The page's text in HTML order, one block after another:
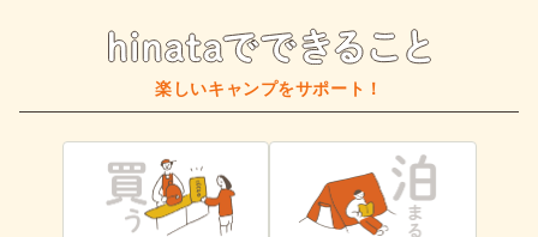
楽しいキャンプをサポート！